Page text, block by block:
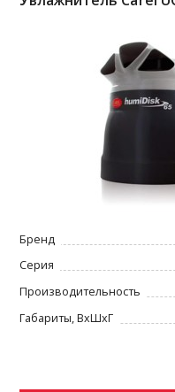
Бренд
Серия
Производительность
Габариты, ВxШxГ